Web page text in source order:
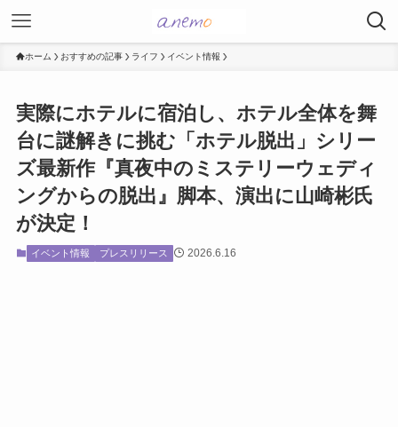
ホーム おすすめの記事 ライフ イベント情報
実際にホテルに宿泊し、ホテル全体を舞
台に謎解きに挑む「ホテル脱出」シリー
ズ最新作『真夜中のミステリーウェディ
ングからの脱出』脚本、演出に山崎彬氏
が決定！
イベント情報 プレスリリース 2026.6.16